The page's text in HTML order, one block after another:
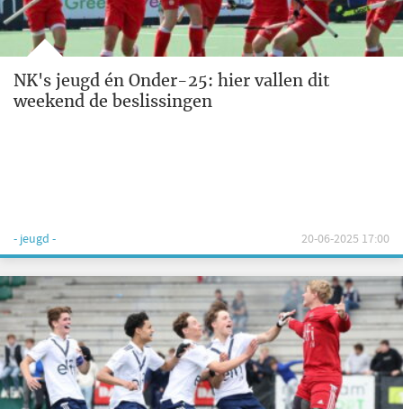
NK's jeugd én Onder-25: hier vallen dit
weekend de beslissingen
- jeugd - 20-06-2025 17:00